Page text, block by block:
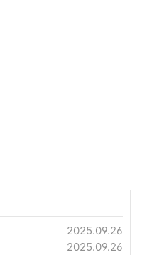
2025.09.26
2025.09.26